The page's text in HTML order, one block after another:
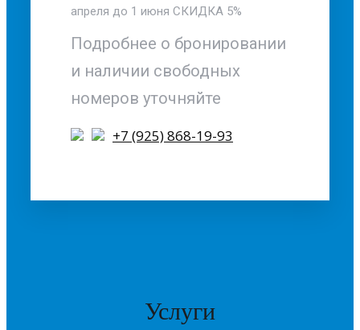
апреля до 1 июня СКИДКА 5%
Подробнее о бронировании
и наличии свободных
номеров уточняйте
+7 (925) 868-19-93
Услуги